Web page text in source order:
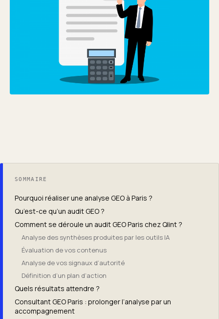
SOMMAIRE
Pourquoi réaliser une analyse GEO à Paris ?
Qu’est-ce qu’un audit GEO ?
Comment se déroule un audit GEO Paris chez Qlint ?
Analyse des synthèses produites par les outils IA
Évaluation de vos contenus
Analyse de vos signaux d’autorité
Définition d’un plan d’action
Quels résultats attendre ?
Consultant GEO Paris : prolonger l’analyse par un
accompagnement